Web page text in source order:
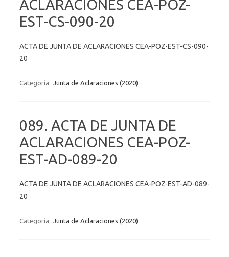
ACLARACIONES CEA-POZ-
EST-CS-090-20
ACTA DE JUNTA DE ACLARACIONES CEA-POZ-EST-CS-090-
20
Categoría: Junta de Aclaraciones (2020)
089. ACTA DE JUNTA DE
ACLARACIONES CEA-POZ-
EST-AD-089-20
ACTA DE JUNTA DE ACLARACIONES CEA-POZ-EST-AD-089-
20
Categoría: Junta de Aclaraciones (2020)